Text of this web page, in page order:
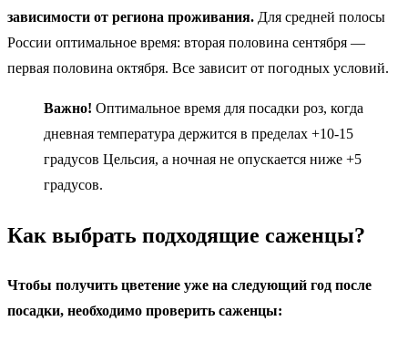
зависимости от региона проживания. Для средней полосы
России оптимальное время: вторая половина сентября —
первая половина октября. Все зависит от погодных условий.
Важно! Оптимальное время для посадки роз, когда
дневная температура держится в пределах +10-15
градусов Цельсия, а ночная не опускается ниже +5
градусов.
Как выбрать подходящие саженцы?
Чтобы получить цветение уже на следующий год после
посадки, необходимо проверить саженцы: